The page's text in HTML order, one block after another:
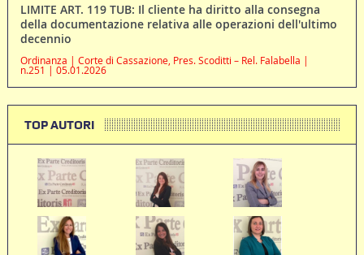
LIMITE ART. 119 TUB: Il cliente ha diritto alla consegna
della documentazione relativa alle operazioni dell'ultimo
decennio
Ordinanza | Corte di Cassazione, Pres. Scoditti – Rel. Falabella |
n.251 | 05.01.2026
TOP AUTORI